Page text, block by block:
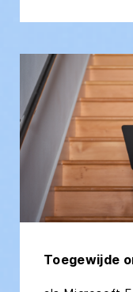
Toegewijde